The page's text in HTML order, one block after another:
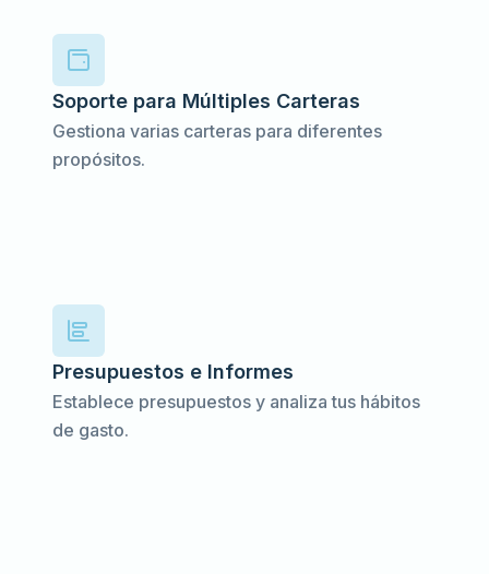
Soporte para Múltiples Carteras
Gestiona varias carteras para diferentes
propósitos.
Presupuestos e Informes
Establece presupuestos y analiza tus hábitos
de gasto.